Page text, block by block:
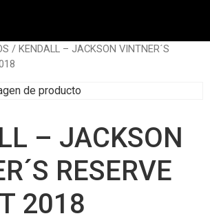
/ KENDALL – JACKSON VINTNER´S
– JACKSON
RESERVE
2018